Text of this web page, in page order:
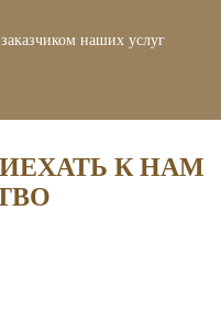
наших услуг
К НАМ